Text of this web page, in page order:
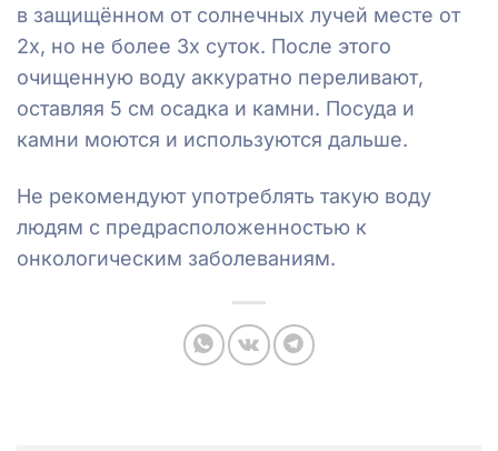
в защищённом от солнечных лучей месте от
2х, но не более 3х суток. После этого
очищенную воду аккуратно переливают,
оставляя 5 см осадка и камни. Посуда и
камни моются и используются дальше.
Не рекомендуют употреблять такую воду
людям с предрасположенностью к
онкологическим заболеваниям.